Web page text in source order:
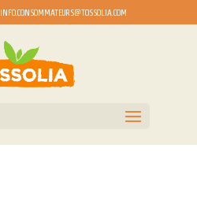
INFO.CONSOMMATEURS@TOSSOLIA.COM